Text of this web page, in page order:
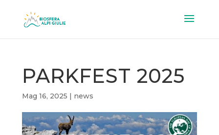
PARKFEST 2025
Mag 16, 2025 | news